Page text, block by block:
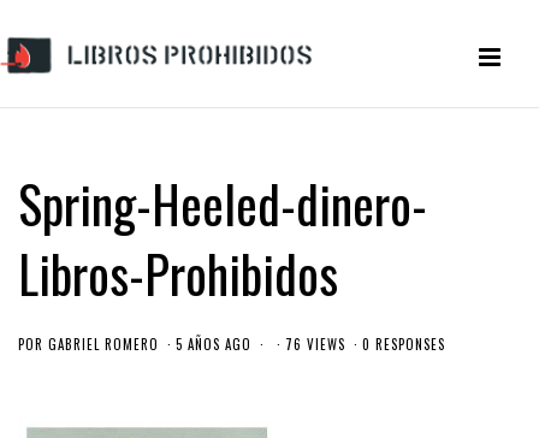
Spring-Heeled-dinero-
Libros-Prohibidos
POR GABRIEL ROMERO 5 AÑOS AGO 76 VIEWS 0 RESPONSES